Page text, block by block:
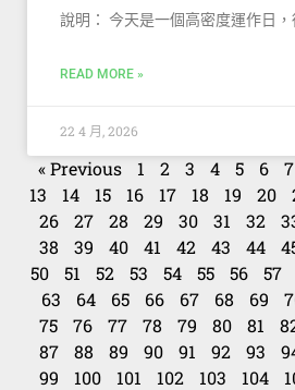
說明： 今天是一個高密度運作日，
READ MORE »
22 4 月, 2026
« Previous 1 2 3 4 5 6 7
13
14 15 16 17 18 19 20
26
27 28 29 30 31 32
38
39 40 41 42 43 44
50
51 52 53 54 55 56 57
63
64 65 66 67 68 69
75
76 77 78 79 80 81
87
88 89 90 91 92 93
99
100 101 102 103 104